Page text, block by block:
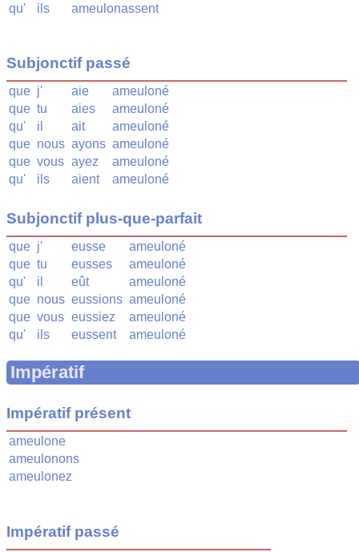
qu'
ils ameulonassent
Subjonctif passé
que j' aie
ameuloné
que tu aies
ameuloné
qu'
il ait
ameuloné
que nous ayons ameuloné
que vous ayez
ameuloné
qu'
ils aient ameuloné
Subjonctif plus-que-parfait
que j' eusse
ameuloné
que tu eusses
ameuloné
qu'
il eût
ameuloné
que nous eussions ameuloné
que vous eussiez
ameuloné
qu'
ils eussent ameuloné
Impératif
Impératif présent
ameulone
ameulonons
ameulonez
Impératif passé